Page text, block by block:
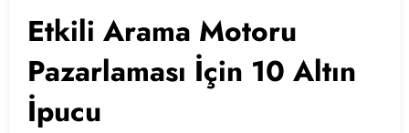
Etkili Arama Motoru
Pazarlaması İçin 10 Altın
İpucu